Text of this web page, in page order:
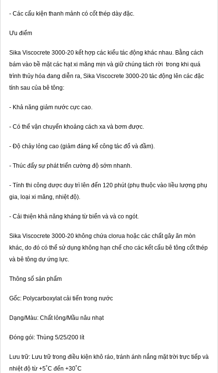
- Các cấu kiện thanh mảnh có cốt thép dày đặc.
Ưu điểm
Sika Viscocrete 3000-20 kết hợp các kiểu tác động khác nhau. Bằng cách
bám vào bề mặt các hạt xi măng mịn và giữ chúng tách rời trong khi quá
trình thủy hóa đang diễn ra, Sika Viscocrete 3000-20 tác động lên các đặc
tính sau của bê tông:
- Khả năng giảm nước cực cao.
- Có thể vận chuyển khoảng cách xa và bơm được.
- Độ chảy lỏng cao (giảm đáng kể công tác đổ và đầm).
- Thúc đẩy sự phát triển cường độ sớm nhanh.
- Tính thi công dược duy trì lên đến 120 phút (phụ thuộc vào liều lượng phụ
gia, loại xi măng, nhiệt độ).
- Cải thiện khả năng kháng từ biển và và co ngót.
Sika Viscocrete 3000-20 không chứa clorua hoặc các chất gây ăn mòn
khác, do đó có thể sử dụng không hạn chế cho các kết cấu bê tông cốt thép
và bê tông dự ứng lực.
Thông số sản phẩm
Gốc: Polycarboxylat cải tiến trong nước
Dạng/Màu: Chất lỏng/Mầu nâu nhạt
Đóng gói: Thùng 5/25/200 lít
Lưu trữ: Lưu trữ trong điều kiện khô ráo, tránh ánh nắng mặt trời trực tiếp và
nhiệt độ từ +5˚C đến +30˚C